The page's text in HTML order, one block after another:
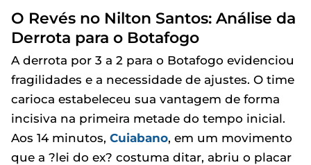
O Revés no Nilton Santos: Análise da
Derrota para o Botafogo
A derrota por 3 a 2 para o Botafogo evidenciou
fragilidades e a necessidade de ajustes. O time
carioca estabeleceu sua vantagem de forma
incisiva na primeira metade do tempo inicial.
Aos 14 minutos, Cuiabano, em um movimento
que a ?lei do ex? costuma ditar, abriu o placar